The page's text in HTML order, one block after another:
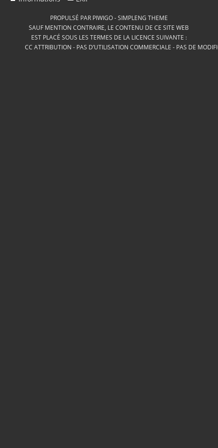
PROPULSÉ PAR PIWIGO-SIMPLENG THEME
SAUF MENTION CONTRAIRE, LE CONTENU DE CE SITE WEB
EST PLACÉ SOUS LES TERMES DE LA LICENCE SUIVANTE :
CC ATTRIBUTION - PAS D’UTILISATION COMMERCIALE - PAS DE